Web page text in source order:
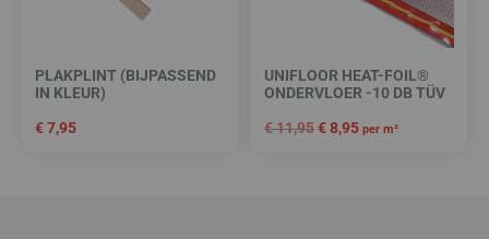
PLAKPLINT (BIJPASSEND
IN KLEUR)
€7,95
UNIFLOOR HEAT-FOIL®
ONDERVLOER -10 DB TÜV
€11,95€8,95 per m²